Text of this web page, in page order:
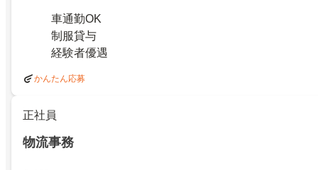
車通勤OK
制服貸与
経験者優遇
かんたん応募
正社員
物流事務